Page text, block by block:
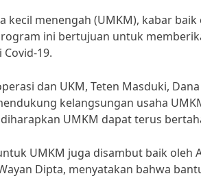
kecil menengah (UMKM), kabar
ini bertujuan untuk
19.
dan UKM, Teten Masduki,
kelangsungan usaha
UMKM dapat terus
UMKM juga disambut baik oleh
Dipta, menyatakan bahwa